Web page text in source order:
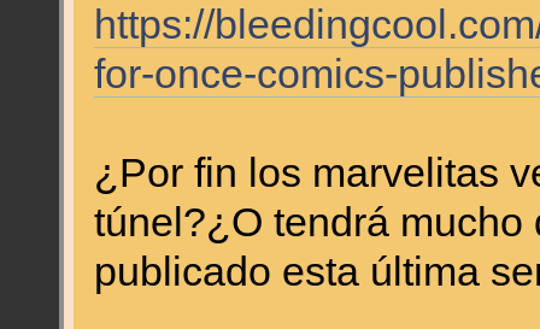
https://
for-once-comics-
¿Por fin los marvelitas
túnel?¿O tendrá
publicado esta última